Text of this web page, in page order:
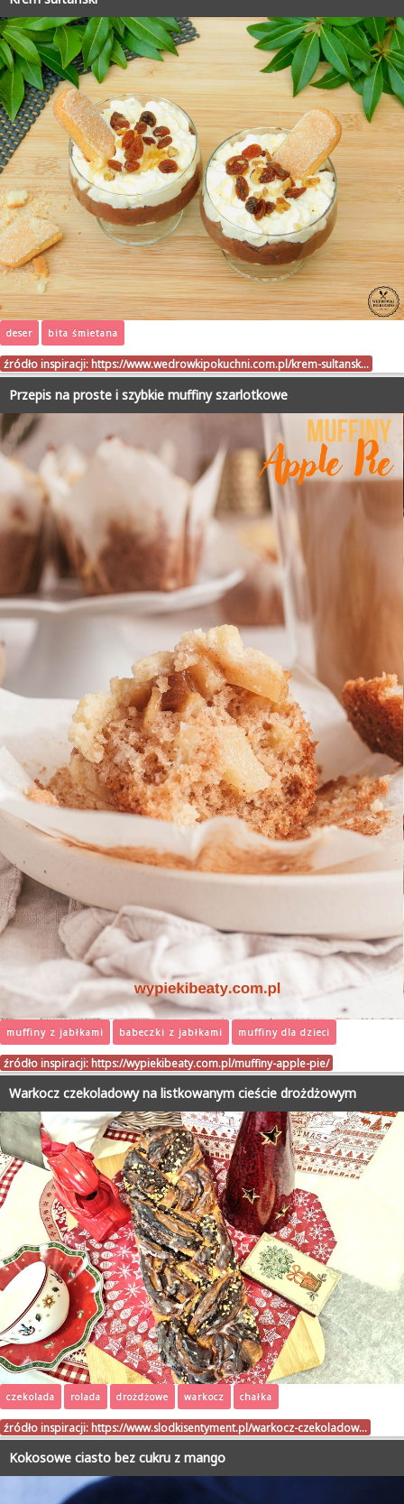
deser bita śmietana
źródło inspiracji: https://www.wedrowkipokuchni.com.pl/krem-sultansk…
Przepis na proste i szybkie muffiny szarlotkowe
muffiny z jabłkami babeczki z jabłkami muffiny dla dzieci
źródło inspiracji: https://wypiekibeaty.com.pl/muffiny-apple-pie/
Warkocz czekoladowy na listkowanym cieście drożdżowym
czekolada rolada drożdżowe warkocz chałka
źródło inspiracji: https://www.slodkisentyment.pl/warkocz-czekoladow…
Kokosowe ciasto bez cukru z mango